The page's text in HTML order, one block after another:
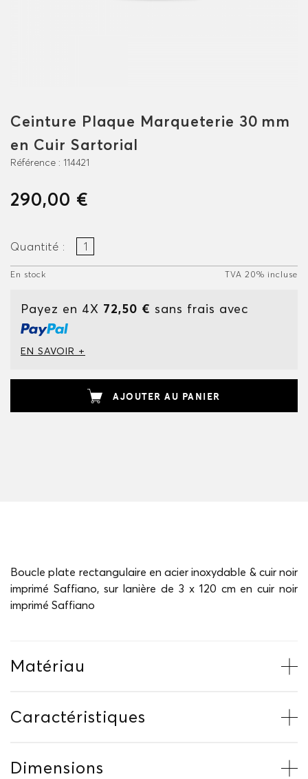
Ceinture Plaque Marqueterie 30 mm
en Cuir Sartorial
Référence : 114421
290,00 €
Quantité :
En stock TVA 20% incluse
Payez en 4X 72,50 € sans frais avec
EN SAVOIR +
AJOUTER AU PANIER
Boucle plate rectangulaire en acier inoxydable & cuir noir
imprimé Saffiano, sur lanière de 3 x 120 cm en cuir noir
imprimé Saffiano
Matériau
Caractéristiques
Dimensions